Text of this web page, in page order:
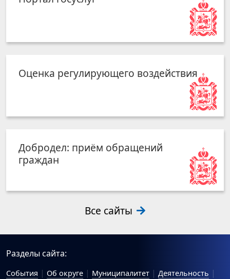
Оценка регулирующего воздействия
Добродел: приём обращений
граждан
Все сайты
Разделы сайта:
События Об округе Муниципалитет
Деятельность